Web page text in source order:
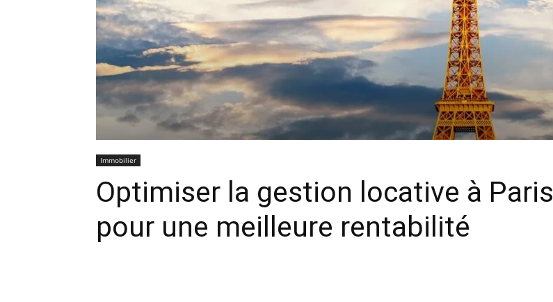
Immobilier
Optimiser la gestion locative à Paris
pour une meilleure rentabilité